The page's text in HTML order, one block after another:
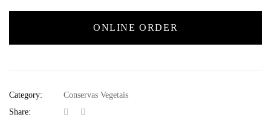
ONLINE ORDER
Category:
Conservas Vegetais
Share: